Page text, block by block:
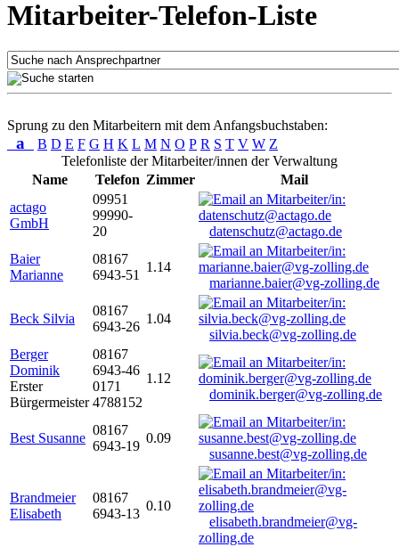
Mitarbeiter-Telefon-Liste
Sprung zu den Mitarbeitern mit dem Anfangsbuchstaben:
a B D E F G H K L M N O P R S T V W Z
Telefonliste der Mitarbeiter/innen der Verwaltung
Name
Telefon Zimmer
Mail
actago
GmbH
09951
99990-
20
datenschutz@actago.de
Baier
Marianne
08167
6943-51
1.14
marianne.baier@vg-zolling.de
Beck Silvia
08167
6943-26
1.04
silvia.beck@vg-zolling.de
Berger
Dominik
Erster
Bürgermeister
08167
6943-46
0171
4788152
1.12
dominik.berger@vg-zolling.de
Best Susanne
08167
6943-19
0.09
susanne.best@vg-zolling.de
Brandmeier
Elisabeth
08167
6943-13
0.10
elisabeth.brandmeier@vg-
zolling.de